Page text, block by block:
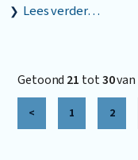
Lees verder…
Getoond 21 tot30van
< 1 2